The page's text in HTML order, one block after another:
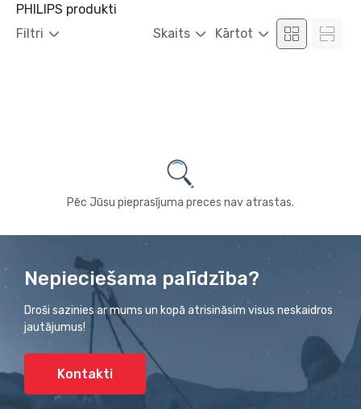
PHILIPS produkti
Filtri
Skaits Kārtot
Pēc Jūsu pieprasījuma preces nav atrastas.
Nepieciešama palīdzība?
Droši sazinies ar mums un kopā atrisināsim visus neskaidros
jautājumus!
Kontakti